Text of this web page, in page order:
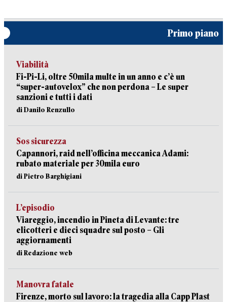
Primo piano
Viabilità
Fi-Pi-Li, oltre 50mila multe in un anno e c’è un
“super-autovelox” che non perdona – Le super
sanzioni e tutti i dati
di Danilo Renzullo
Sos sicurezza
Capannori, raid nell’officina meccanica Adami:
rubato materiale per 30mila euro
di Pietro Barghigiani
L’episodio
Viareggio, incendio in Pineta di Levante: tre
elicotteri e dieci squadre sul posto – Gli
aggiornamenti
di Redazione web
Manovra fatale
Firenze, morto sul lavoro: la tragedia alla Capp Plast